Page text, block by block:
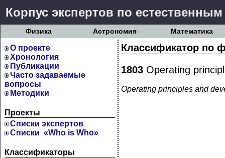
Корпус экспертов по
Физика Астрономия Математика
О проекте
Хронология
Публикации
Часто задаваемые
вопросы
Методики
Проекты
Cписки экспертов
Списки «Who is Who»
Классификаторы
Классификатор по
1803 Operating
Operating principles and